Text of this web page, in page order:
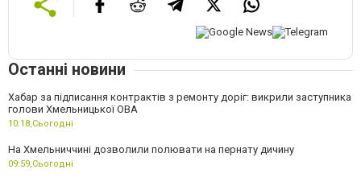
Останні новини
Хабар за підписання контрактів з ремонту доріг: викрили заступника
голови Хмельницької ОВА
10:18,Сьогодні
На Хмельниччині дозволили полювати на пернату дичину
09:59,Сьогодні